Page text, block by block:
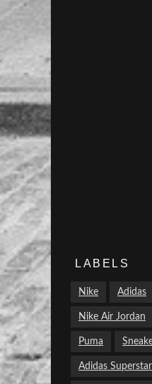
LABELS
Nike Adidas
Nike Air Jordan
Puma
Adidas